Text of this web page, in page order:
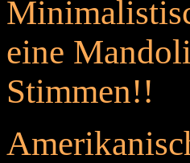
eine
Stimmen!!